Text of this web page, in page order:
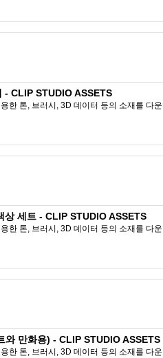
- CLIP STUDIO ASSETS
한 톤, 브러시, 3D 데이터 등의 소재를 다
상 세트 - CLIP STUDIO ASSETS
한 톤, 브러시, 3D 데이터 등의 소재를 다
와 만화용) - CLIP STUDIO ASSETS
한 톤, 브러시, 3D 데이터 등의 소재를 다